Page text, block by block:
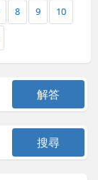
8 9 10